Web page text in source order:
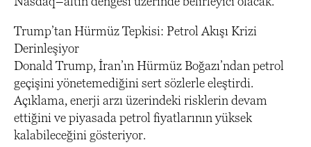
Trump’tan Hürmüz Tepkisi: Petrol Akışı Krizi
Derinleşiyor
Donald Trump, İran’ın Hürmüz Boğazı’ndan petrol
geçişini yönetemediğini sert sözlerle eleştirdi.
Açıklama, enerji arzı üzerindeki risklerin devam
ettiğini ve piyasada petrol fiyatlarının yüksek
kalabileceğini gösteriyor.